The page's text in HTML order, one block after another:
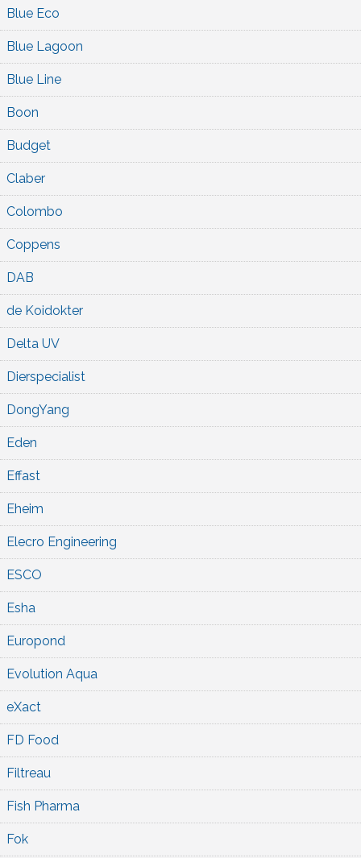
Blue Eco
Blue Lagoon
Blue Line
Boon
Budget
Claber
Colombo
Coppens
DAB
de Koidokter
Delta UV
Dierspecialist
DongYang
Eden
Effast
Eheim
Elecro Engineering
ESCO
Esha
Europond
Evolution Aqua
eXact
FD Food
Filtreau
Fish Pharma
Fok